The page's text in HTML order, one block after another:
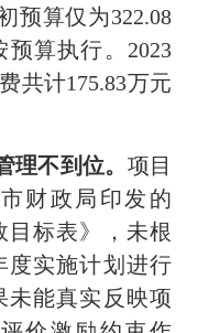
预算仅为322.08
算执行。2023
共计175.83万元
理不到位。 项目
财政局印发的
目标表》，未根
度实施计划进行
未能真实反映项